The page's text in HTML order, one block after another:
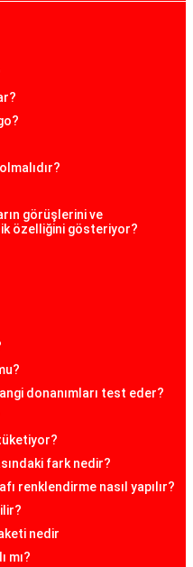
görüşlerini ve
özelliğini gösteriyor?
donanımları test eder?
fark nedir?
renklendirme nasıl yapılır?
nedir
mı?